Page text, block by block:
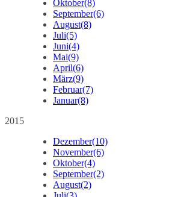
Oktober(8)
September(6)
August(8)
Juli(5)
Juni(4)
Mai(9)
April(6)
März(9)
Februar(7)
Januar(8)
2015
Dezember(10)
November(6)
Oktober(4)
September(2)
August(2)